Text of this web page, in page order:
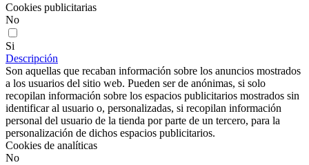
Cookies publicitarias
No
Si
Descripción
Son aquellas que recaban información sobre los anuncios mostrados
a los usuarios del sitio web. Pueden ser de anónimas, si solo
recopilan información sobre los espacios publicitarios mostrados sin
identificar al usuario o, personalizadas, si recopilan información
personal del usuario de la tienda por parte de un tercero, para la
personalización de dichos espacios publicitarios.
Cookies de analíticas
No